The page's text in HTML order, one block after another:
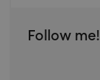
Follow me!